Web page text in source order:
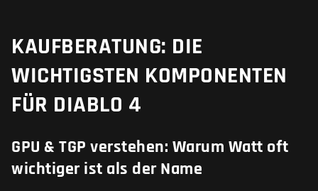
KAUFBERATUNG: DIE
WICHTIGSTEN KOMPONENTEN
FÜR DIABLO 4
GPU & TGP verstehen: Warum Watt oft
wichtiger ist als der Name